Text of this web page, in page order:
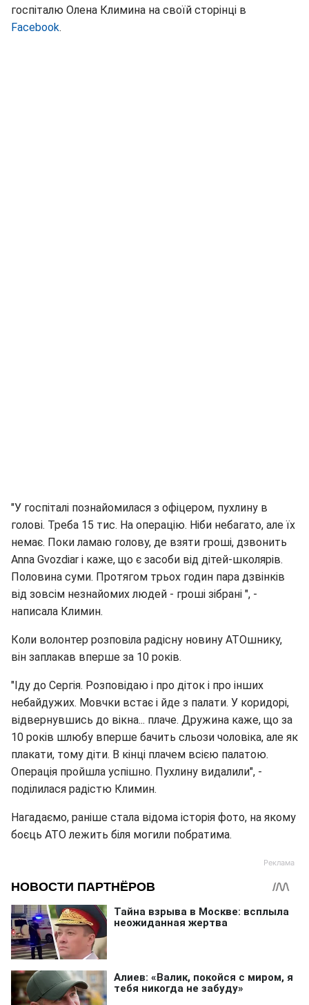
госпіталю Олена Климина на своїй сторінці в
Facebook.
"У госпіталі познайомилася з офіцером, пухлину в
голові. Треба 15 тис. На операцію. Ніби небагато, але їх
немає. Поки ламаю голову, де взяти гроші, дзвонить
Anna Gvozdiar і каже, що є засоби від дітей-школярів.
Половина суми. Протягом трьох годин пара дзвінків
від зовсім незнайомих людей - гроші зібрані ", -
написала Климин.
Коли волонтер розповіла радісну новину АТОшнику,
він заплакав вперше за 10 років.
"Іду до Сергія. Розповідаю і про діток і про інших
небайдужих. Мовчки встає і йде з палати. У коридорі,
відвернувшись до вікна... плаче. Дружина каже, що за
10 років шлюбу вперше бачить сльози чоловіка, але як
плакати, тому діти. В кінці плачем всією палатою.
Операція пройшла успішно. Пухлину видалили", -
поділилася радістю Климин.
Нагадаємо, раніше стала відома історія фото, на якому
боєць АТО лежить біля могили побратима.